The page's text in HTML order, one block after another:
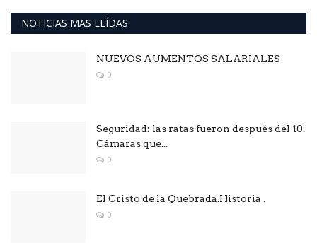
NOTICIAS MAS LEÍDAS
NUEVOS AUMENTOS SALARIALES
0
Seguridad: las ratas fueron después del 10.
Cámaras que...
0
El Cristo de la Quebrada.Historia .
0